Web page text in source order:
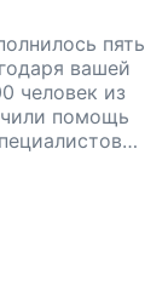
пять
вашей
человек из
помощь
нас и
помощь!